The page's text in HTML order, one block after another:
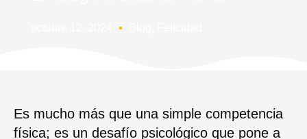
Es mucho más que una simple competencia
física; es un desafío psicológico que pone a